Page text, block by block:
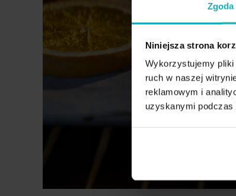
Zgoda
Niniejsza strona
Wykorzystujemy pliki
ruch w naszej
reklamowym i
uzyskanymi podczas